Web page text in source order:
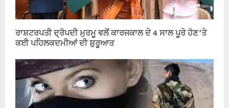
ਰਾਸ਼ਟਰਪਤੀ ਦ੍ਰੋਪਦੀ ਮੁਰਮੂ ਵਲੋਂ ਕਾਰਜਕਾਲ ਦੇ 4 ਸਾਲ ਪੂਰੇ ਹੋਣ ‘ਤੇ
ਕਈ ਪਹਿਲਕਦਮੀਆਂ ਦੀ ਸ਼ੁਰੂਆਤ